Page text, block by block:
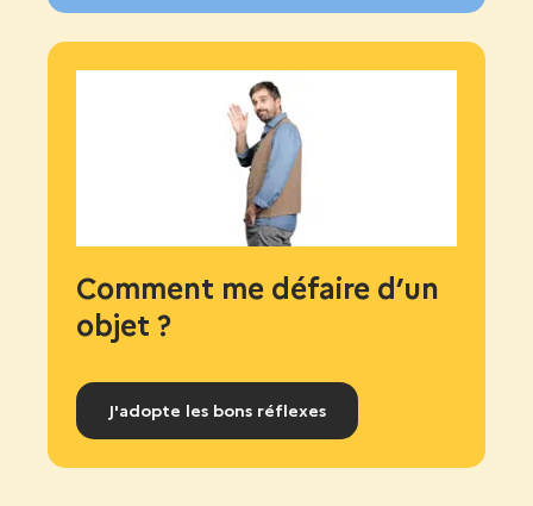
Comment me défaire d’un
objet ?
J'adopte les bons réflexes